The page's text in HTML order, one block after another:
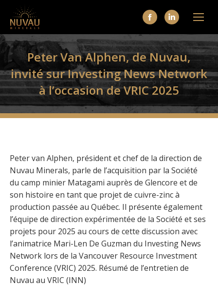
La
page
Facebook
s'ouvre
dans
une
nouvelle
La
page
LinkedIn
s'ouvre
dans
une
nouvelle
Peter Van Alphen, de Nuvau,
invité sur Investing News Network
à l’occasion de VRIC 2025
Peter van Alphen, président et chef de la direction de
Nuvau Minerals, parle de l’acquisition par la Société
du camp minier Matagami auprès de Glencore et de
son histoire en tant que projet de cuivre-zinc à
production passée au Québec. Il présente également
l’équipe de direction expérimentée de la Société et ses
projets pour 2025 au cours de cette discussion avec
l’animatrice Mari-Len De Guzman du Investing News
Network lors de la Vancouver Resource Investment
Conference (VRIC) 2025. Résumé de l’entretien de
Nuvau au VRIC (INN)